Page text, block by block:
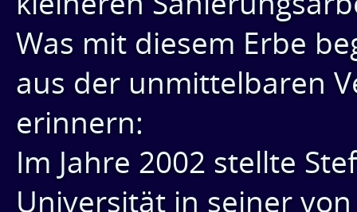
Was mit diesem Erbe
aus der unmittelbaren
erinnern:
Im Jahre 2002 stellte
Universität in seiner